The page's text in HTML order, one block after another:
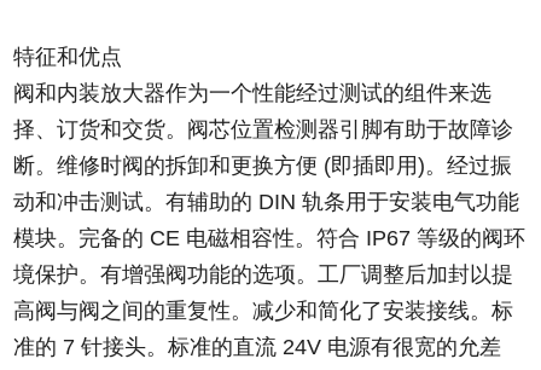
特征和优点
阀和内装放大器作为一个性能经过测试的组件来选
择、订货和交货。阀芯位置检测器引脚有助于故障诊
断。维修时阀的拆卸和更换方便 (即插即用)。经过振
动和冲击测试。有辅助的 DIN 轨条用于安装电气功能
模块。完备的 CE 电磁相容性。符合 IP67 等级的阀环
境保护。有增强阀功能的选项。工厂调整后加封以提
高阀与阀之间的重复性。减少和简化了安装接线。标
准的 7 针接头。标准的直流 24V 电源有很宽的允差